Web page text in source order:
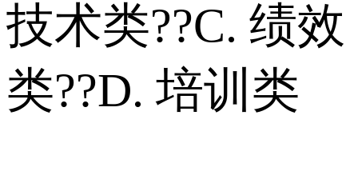
技术类??C. 绩效
类??D. 培训类